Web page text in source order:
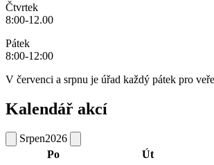
Čtvrtek
8:00-12.00
Pátek
8:00-12:00
V červenci a srpnu je úřad každý pátek pro
Kalendář akcí
Srpen2026
Po
Út